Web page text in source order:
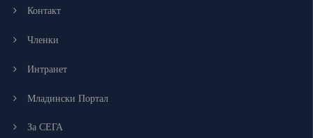
Контакт
Членки
Интранет
Младински Портал
За СЕГА